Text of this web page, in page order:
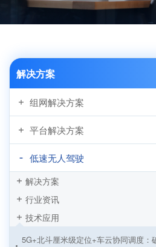
解决方案
组网解决方案
平台解决方案
低速无人驾驶
解决方案
行业资讯
技术应用
5G+北斗厘米级定位+车云协同调度：